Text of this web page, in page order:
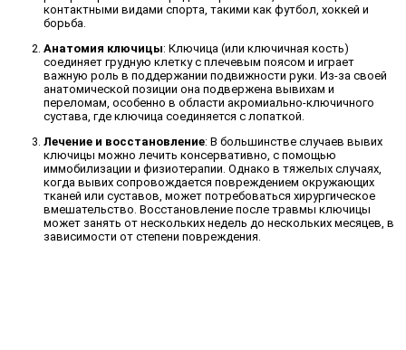
контактными видами спорта, такими как футбол, хоккей и
борьба.
Анатомия ключицы: Ключица (или ключичная кость)
соединяет грудную клетку с плечевым поясом и играет
важную роль в поддержании подвижности руки. Из-за своей
анатомической позиции она подвержена вывихам и
переломам, особенно в области акромиально-ключичного
сустава, где ключица соединяется с лопаткой.
Лечение и восстановление: В большинстве случаев вывих
ключицы можно лечить консервативно, с помощью
иммобилизации и физиотерапии. Однако в тяжелых случаях,
когда вывих сопровождается повреждением окружающих
тканей или суставов, может потребоваться хирургическое
вмешательство. Восстановление после травмы ключицы
может занять от нескольких недель до нескольких месяцев, в
зависимости от степени повреждения.